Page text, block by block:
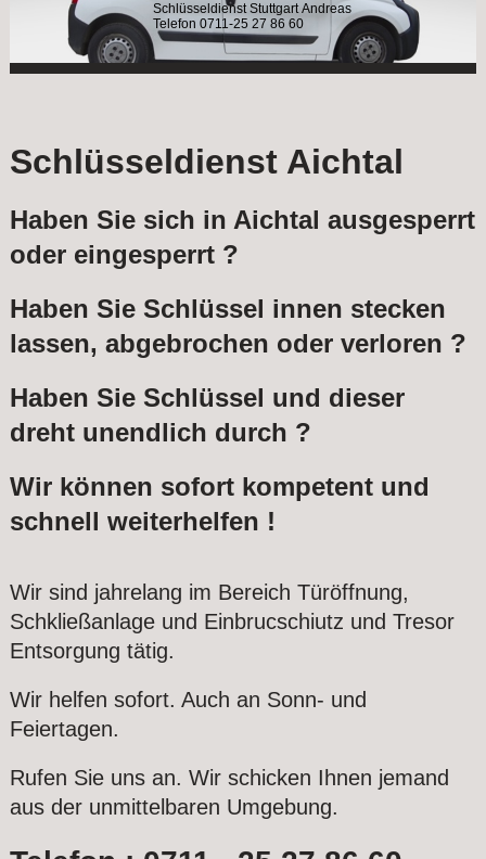
Schlüsseldienst Stuttgart Andreas
Telefon 0711-25 27 86 60
Schlüsseldienst Aichtal
Haben Sie sich in Aichtal ausgesperrt
oder eingesperrt ?
Haben Sie Schlüssel innen stecken
lassen, abgebrochen oder verloren ?
Haben Sie Schlüssel und dieser
dreht unendlich durch ?
Wir können sofort kompetent und
schnell weiterhelfen !
Wir sind jahrelang im Bereich Türöffnung,
Schkließanlage und Einbrucschiutz und Tresor
Entsorgung tätig.
Wir helfen sofort. Auch an Sonn- und
Feiertagen.
Rufen Sie uns an. Wir schicken Ihnen jemand
aus der unmittelbaren Umgebung.